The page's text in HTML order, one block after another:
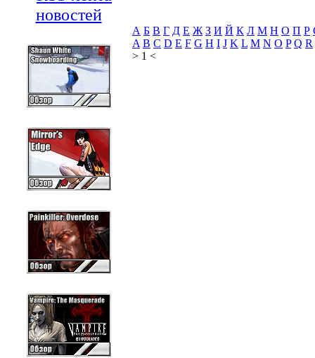
А Б В Г Д Е Ж З И Й К Л М Н О П Р
A B C D E F G H I J K L M N O P Q R
> 1 <